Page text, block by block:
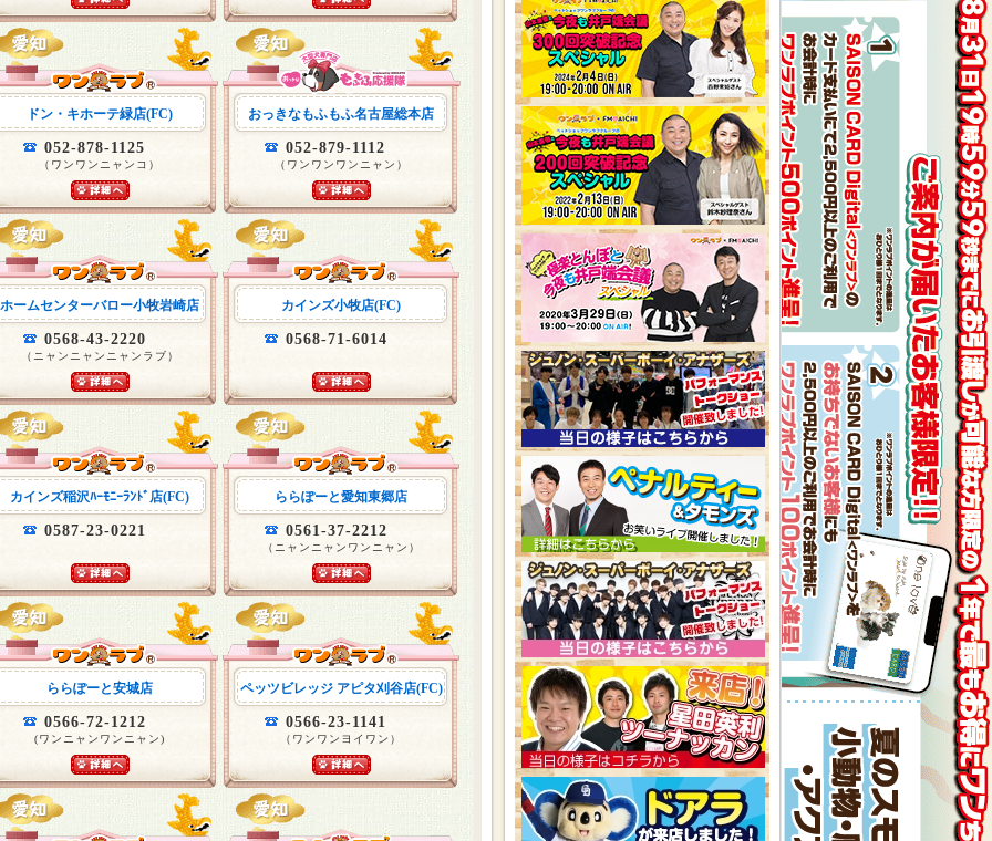
ドン・キホーテ緑店(FC)
052-878-1125
（ワンワンニャンコ）
おっきなもふもふ名古屋総本店
052-879-1112
（ワンワンワンニャン）
ホームセンターバロー小牧岩崎店
0568-43-2220
（ニャンニャンニャンラブ）
カインズ小牧店(FC)
0568-71-6014
カインズ稲沢ﾊｰﾓﾆｰﾗﾝﾄﾞ店(FC)
0587-23-0221
ららぽーと愛知東郷店
0561-37-2212
（ニャンニャンワンニャン）
ららぽーと安城店
0566-72-1212
(ワンニャンワンニャン)
ペッツビレッジ アピタ刈谷店(FC)
0566-23-1141
（ワンワンヨイワン）